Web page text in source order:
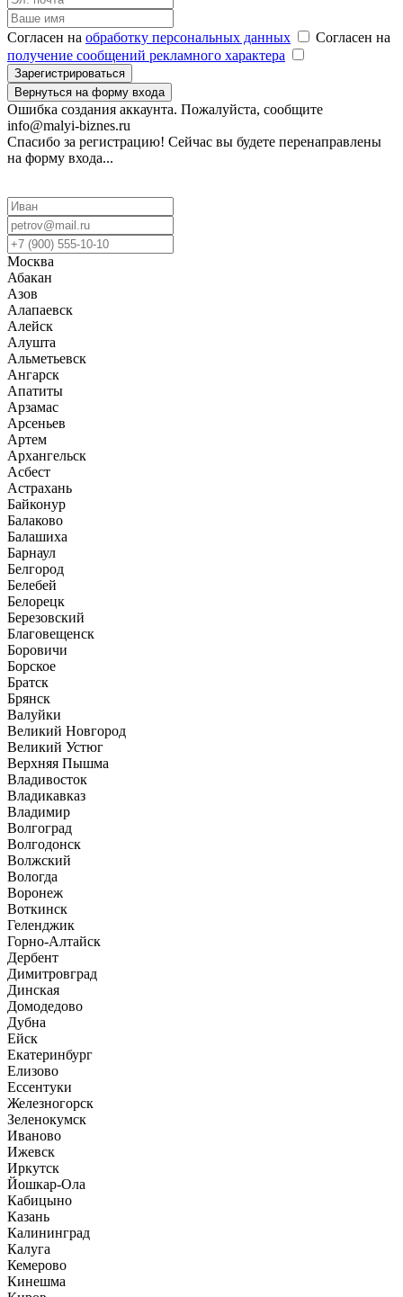
Согласен на обработку персональных данных
Согласен на
получение сообщений рекламного характера
Зарегистрироваться
Вернуться на форму входа
Ошибка создания аккаунта. Пожалуйста, сообщите
info@malyi-biznes.ru
Спасибо за регистрацию! Сейчас вы будете перенаправлены
на форму входа...
Москва
Абакан
Азов
Алапаевск
Алейск
Алушта
Альметьевск
Ангарск
Апатиты
Арзамас
Арсеньев
Артем
Архангельск
Асбест
Астрахань
Байконур
Балаково
Балашиха
Барнаул
Белгород
Белебей
Белорецк
Березовский
Благовещенск
Боровичи
Борское
Братск
Брянск
Валуйки
Великий Новгород
Великий Устюг
Верхняя Пышма
Владивосток
Владикавказ
Владимир
Волгоград
Волгодонск
Волжский
Вологда
Воронеж
Воткинск
Геленджик
Горно-Алтайск
Дербент
Димитровград
Динская
Домодедово
Дубна
Ейск
Екатеринбург
Елизово
Ессентуки
Железногорск
Зеленокумск
Иваново
Ижевск
Иркутск
Йошкар-Ола
Кабицыно
Казань
Калининград
Калуга
Кемерово
Кинешма